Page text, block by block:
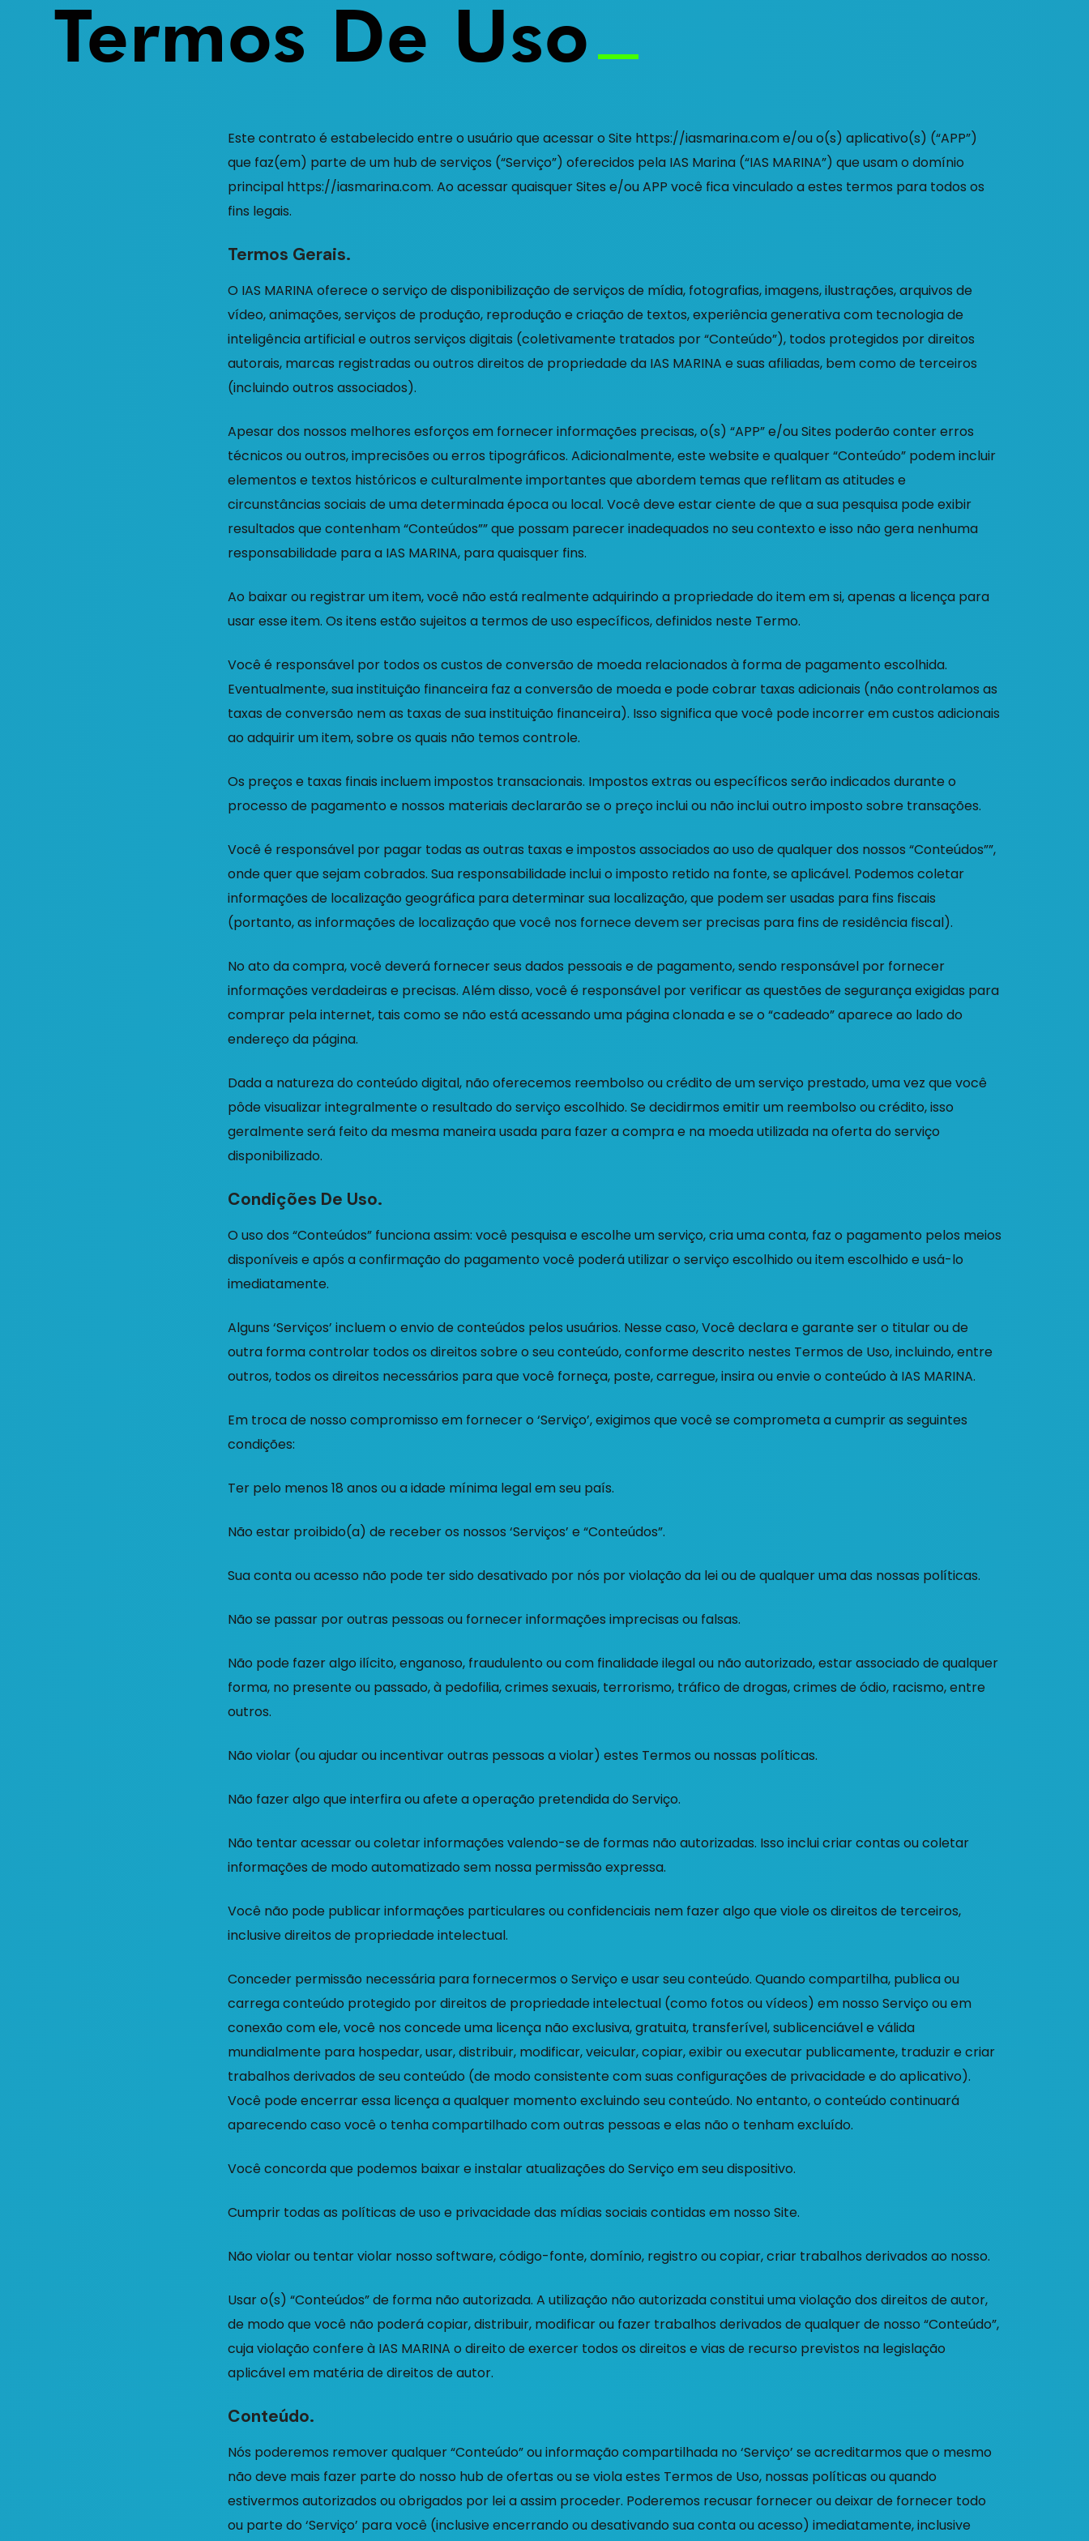
Termos De Uso
Este contrato é estabelecido entre o usuário que acessar o Site https://iasmarina.com e/ou o(s) aplicativo(s) (“APP”)
que faz(em) parte de um hub de serviços (“Serviço”) oferecidos pela IAS Marina (“IAS MARINA”) que usam o domínio
principal https://iasmarina.com. Ao acessar quaisquer Sites e/ou APP você fica vinculado a estes termos para todos os
fins legais.
Termos Gerais.
O IAS MARINA oferece o serviço de disponibilização de serviços de mídia, fotografias, imagens, ilustrações, arquivos de
vídeo, animações, serviços de produção, reprodução e criação de textos, experiência generativa com tecnologia de
inteligência artificial e outros serviços digitais (coletivamente tratados por “Conteúdo”), todos protegidos por direitos
autorais, marcas registradas ou outros direitos de propriedade da IAS MARINA e suas afiliadas, bem como de terceiros
(incluindo outros associados).
Apesar dos nossos melhores esforços em fornecer informações precisas, o(s) “APP” e/ou Sites poderão conter erros
técnicos ou outros, imprecisões ou erros tipográficos. Adicionalmente, este website e qualquer “Conteúdo” podem incluir
elementos e textos históricos e culturalmente importantes que abordem temas que reflitam as atitudes e
circunstâncias sociais de uma determinada época ou local. Você deve estar ciente de que a sua pesquisa pode exibir
resultados que contenham “Conteúdos”” que possam parecer inadequados no seu contexto e isso não gera nenhuma
responsabilidade para a IAS MARINA, para quaisquer fins.
Ao baixar ou registrar um item, você não está realmente adquirindo a propriedade do item em si, apenas a licença para
usar esse item. Os itens estão sujeitos a termos de uso específicos, definidos neste Termo.
Você é responsável por todos os custos de conversão de moeda relacionados à forma de pagamento escolhida.
Eventualmente, sua instituição financeira faz a conversão de moeda e pode cobrar taxas adicionais (não controlamos as
taxas de conversão nem as taxas de sua instituição financeira). Isso significa que você pode incorrer em custos adicionais
ao adquirir um item, sobre os quais não temos controle.
Os preços e taxas finais incluem impostos transacionais. Impostos extras ou específicos serão indicados durante o
processo de pagamento e nossos materiais declararão se o preço inclui ou não inclui outro imposto sobre transações.
Você é responsável por pagar todas as outras taxas e impostos associados ao uso de qualquer dos nossos “Conteúdos””,
onde quer que sejam cobrados. Sua responsabilidade inclui o imposto retido na fonte, se aplicável. Podemos coletar
informações de localização geográfica para determinar sua localização, que podem ser usadas para fins fiscais
(portanto, as informações de localização que você nos fornece devem ser precisas para fins de residência fiscal).
No ato da compra, você deverá fornecer seus dados pessoais e de pagamento, sendo responsável por fornecer
informações verdadeiras e precisas. Além disso, você é responsável por verificar as questões de segurança exigidas para
comprar pela internet, tais como se não está acessando uma página clonada e se o “cadeado” aparece ao lado do
endereço da página.
Dada a natureza do conteúdo digital, não oferecemos reembolso ou crédito de um serviço prestado, uma vez que você
pôde visualizar integralmente o resultado do serviço escolhido. Se decidirmos emitir um reembolso ou crédito, isso
geralmente será feito da mesma maneira usada para fazer a compra e na moeda utilizada na oferta do serviço
disponibilizado.
Condições De Uso.
O uso dos “Conteúdos” funciona assim: você pesquisa e escolhe um serviço, cria uma conta, faz o pagamento pelos meios
disponíveis e após a confirmação do pagamento você poderá utilizar o serviço escolhido ou item escolhido e usá-lo
imediatamente.
Alguns ‘Serviços’ incluem o envio de conteúdos pelos usuários. Nesse caso, Você declara e garante ser o titular ou de
outra forma controlar todos os direitos sobre o seu conteúdo, conforme descrito nestes Termos de Uso, incluindo, entre
outros, todos os direitos necessários para que você forneça, poste, carregue, insira ou envie o conteúdo à IAS MARINA.
Em troca de nosso compromisso em fornecer o ‘Serviço’, exigimos que você se comprometa a cumprir as seguintes
condições:
Ter pelo menos 18 anos ou a idade mínima legal em seu país.
Não estar proibido(a) de receber os nossos ‘Serviços’ e “Conteúdos”.
Sua conta ou acesso não pode ter sido desativado por nós por violação da lei ou de qualquer uma das nossas políticas.
Não se passar por outras pessoas ou fornecer informações imprecisas ou falsas.
Não pode fazer algo ilícito, enganoso, fraudulento ou com finalidade ilegal ou não autorizado, estar associado de qualquer
forma, no presente ou passado, à pedofilia, crimes sexuais, terrorismo, tráfico de drogas, crimes de ódio, racismo, entre
outros.
Não violar (ou ajudar ou incentivar outras pessoas a violar) estes Termos ou nossas políticas.
Não fazer algo que interfira ou afete a operação pretendida do Serviço.
Não tentar acessar ou coletar informações valendo-se de formas não autorizadas. Isso inclui criar contas ou coletar
informações de modo automatizado sem nossa permissão expressa.
Você não pode publicar informações particulares ou confidenciais nem fazer algo que viole os direitos de terceiros,
inclusive direitos de propriedade intelectual.
Conceder permissão necessária para fornecermos o Serviço e usar seu conteúdo. Quando compartilha, publica ou
carrega conteúdo protegido por direitos de propriedade intelectual (como fotos ou vídeos) em nosso Serviço ou em
conexão com ele, você nos concede uma licença não exclusiva, gratuita, transferível, sublicenciável e válida
mundialmente para hospedar, usar, distribuir, modificar, veicular, copiar, exibir ou executar publicamente, traduzir e criar
trabalhos derivados de seu conteúdo (de modo consistente com suas configurações de privacidade e do aplicativo).
Você pode encerrar essa licença a qualquer momento excluindo seu conteúdo. No entanto, o conteúdo continuará
aparecendo caso você o tenha compartilhado com outras pessoas e elas não o tenham excluído.
Você concorda que podemos baixar e instalar atualizações do Serviço em seu dispositivo.
Cumprir todas as políticas de uso e privacidade das mídias sociais contidas em nosso Site.
Não violar ou tentar violar nosso software, código-fonte, domínio, registro ou copiar, criar trabalhos derivados ao nosso.
Usar o(s) “Conteúdos” de forma não autorizada. A utilização não autorizada constitui uma violação dos direitos de autor,
de modo que você não poderá copiar, distribuir, modificar ou fazer trabalhos derivados de qualquer de nosso “Conteúdo”,
cuja violação confere à IAS MARINA o direito de exercer todos os direitos e vias de recurso previstos na legislação
aplicável em matéria de direitos de autor.
Conteúdo.
Nós poderemos remover qualquer “Conteúdo” ou informação compartilhada no ‘Serviço’ se acreditarmos que o mesmo
não deve mais fazer parte do nosso hub de ofertas ou se viola estes Termos de Uso, nossas políticas ou quando
estivermos autorizados ou obrigados por lei a assim proceder. Poderemos recusar fornecer ou deixar de fornecer todo
ou parte do ‘Serviço’ para você (inclusive encerrando ou desativando sua conta ou acesso) imediatamente, inclusive